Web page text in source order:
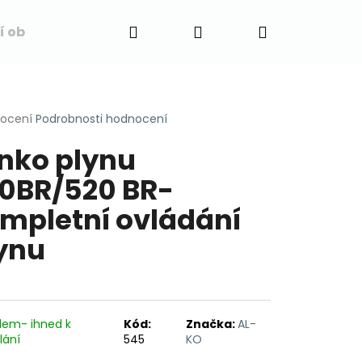
Napište nám
Hledat PřihlášeníNákupní
Podrobnosti hodnocení
plynu
520 BR-
ovládání
ihned k
Kód:
545
Značka:AL-
KO